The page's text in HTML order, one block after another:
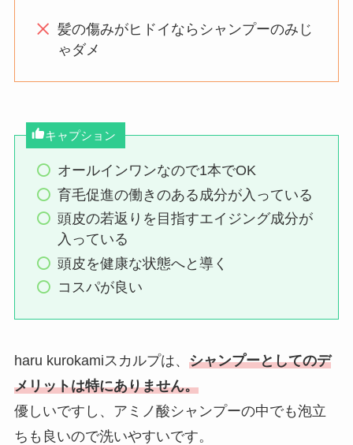
髪の傷みがヒドイならシャンプーのみじ
ゃダメ
キャプション
オールインワンなので1本でOK
育毛促進の働きのある成分が入っている
頭皮の若返りを目指すエイジング成分が
入っている
頭皮を健康な状態へと導く
コスパが良い
haru kurokamiスカルプは、 シャンプーとしてのデ
メリットは特にありません。
優しいですし、アミノ酸シャンプーの中でも泡立
ちも良いので洗いやすいです。